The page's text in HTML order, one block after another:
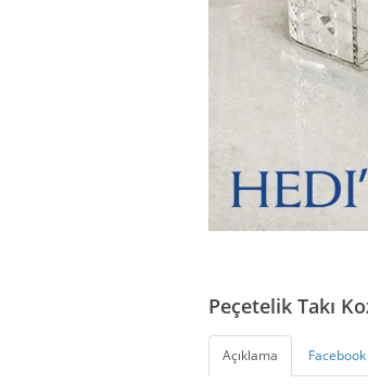
Peçetelik Takı
Açıklama